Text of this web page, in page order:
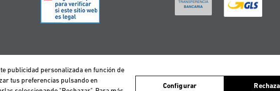
y de este modo poder ofrecer un mejor servicio. Si continuas navegando, consideramos
ESPAÑA FRANCE ITALIA NEDERLAND ÖSTERREICH PORTUGAL
publicidad personalizada en función de
tus preferencias pulsando en
Configurar